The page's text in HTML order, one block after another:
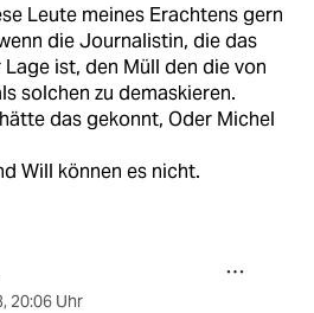
Leute meines Erachtens gern
die Journalistin, die das
ist, den Müll den die von
solchen zu demaskieren.
das gekonnt, Oder Michel
Will können es nicht.
, 20:06 Uhr